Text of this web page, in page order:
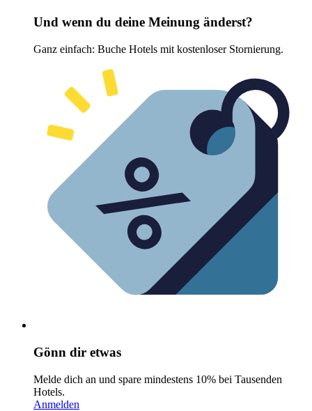
Und wenn du deine Meinung änderst?
Ganz einfach: Buche Hotels mit kostenloser Stornierung.
Gönn dir etwas
Melde dich an und spare mindestens 10% bei Tausenden
Hotels.
Anmelden